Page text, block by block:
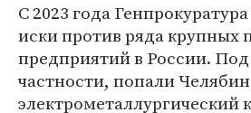
С 2023 года
иски против ряда
предприятий в России.
частности, попали
электрометаллургический